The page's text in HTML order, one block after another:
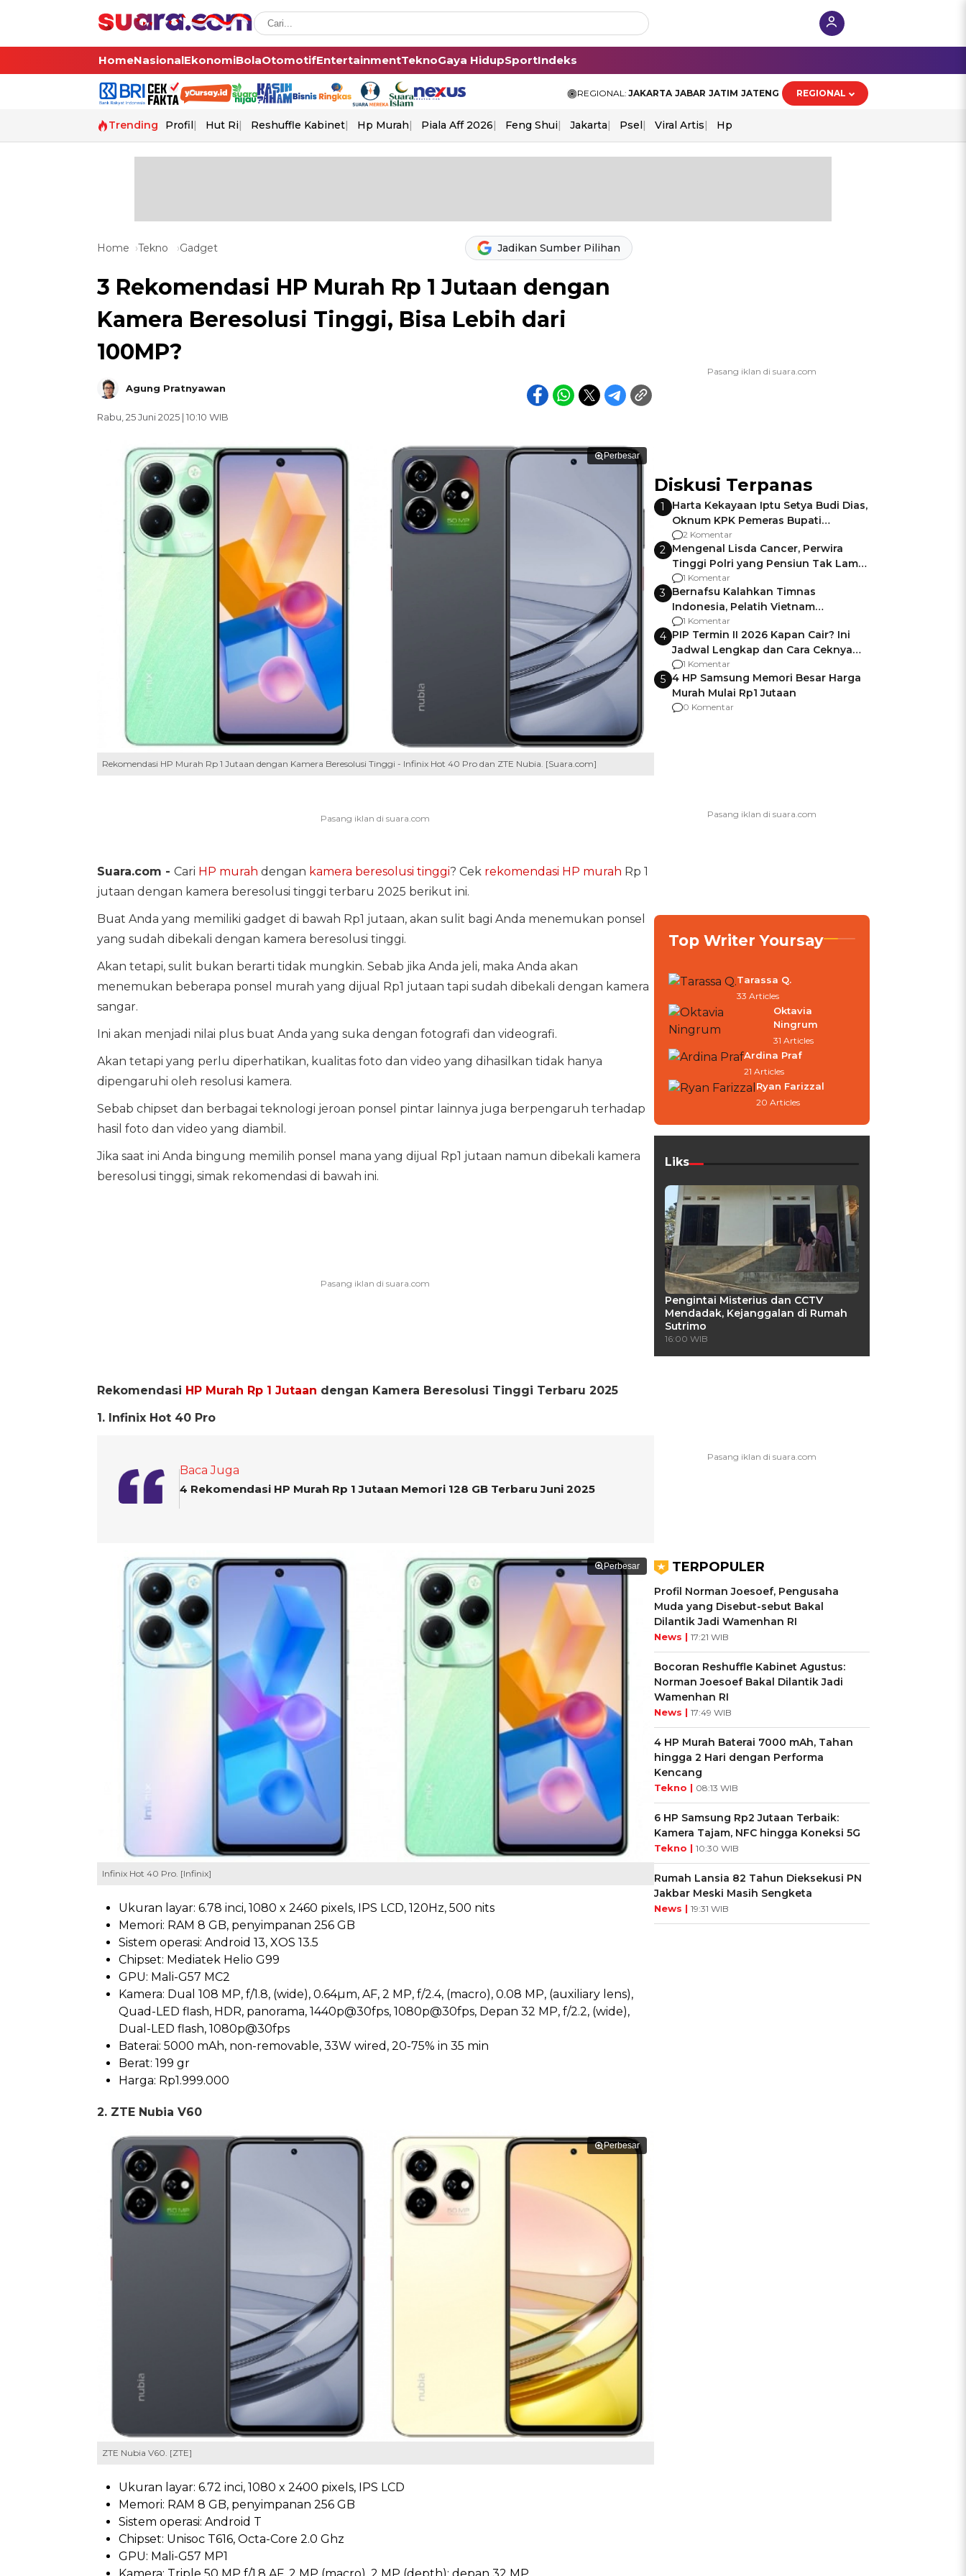
HomeNasionalEkonomiBolaOtomotifEntertainmentTeknoGaya HidupSportIndeks
REGIONAL: JAKARTA JABAR JATIM JATENG REGIONAL
Trending Profil Hut Ri Reshuffle Kabinet Hp Murah Piala Aff 2026 Feng Shui Jakarta Psel Viral Artis Hp
Home Tekno Gadget Jadikan Sumber Pilihan
3 Rekomendasi HP Murah Rp 1 Jutaan dengan
Kamera Beresolusi Tinggi, Bisa Lebih dari
100MP?
Agung Pratnyawan
Rabu, 25 Juni 2025 | 10:10 WIB
Perbesar
Rekomendasi HP Murah Rp 1 Jutaan dengan Kamera Beresolusi Tinggi - Infinix Hot 40 Pro dan ZTE Nubia. [Suara.com]
Suara.com - Cari HP murah dengan kamera beresolusi tinggi? Cek rekomendasi HP murah Rp 1
jutaan dengan kamera beresolusi tinggi terbaru 2025 berikut ini.
Buat Anda yang memiliki gadget di bawah Rp1 jutaan, akan sulit bagi Anda menemukan ponsel
yang sudah dibekali dengan kamera beresolusi tinggi.
Akan tetapi, sulit bukan berarti tidak mungkin. Sebab jika Anda jeli, maka Anda akan
menemukan beberapa ponsel murah yang dijual Rp1 jutaan tapi sudah dibekali dengan kamera
sangar.
Ini akan menjadi nilai plus buat Anda yang suka dengan fotografi dan videografi.
Akan tetapi yang perlu diperhatikan, kualitas foto dan video yang dihasilkan tidak hanya
dipengaruhi oleh resolusi kamera.
Sebab chipset dan berbagai teknologi jeroan ponsel pintar lainnya juga berpengaruh terhadap
hasil foto dan video yang diambil.
Jika saat ini Anda bingung memilih ponsel mana yang dijual Rp1 jutaan namun dibekali kamera
beresolusi tinggi, simak rekomendasi di bawah ini.
Rekomendasi HP Murah Rp 1 Jutaan dengan Kamera Beresolusi Tinggi Terbaru 2025
1. Infinix Hot 40 Pro
Baca Juga
4 Rekomendasi HP Murah Rp 1 Jutaan Memori 128 GB Terbaru Juni 2025
Perbesar
Infinix Hot 40 Pro. [Infinix]
Ukuran layar: 6.78 inci, 1080 x 2460 pixels, IPS LCD, 120Hz, 500 nits
Memori: RAM 8 GB, penyimpanan 256 GB
Sistem operasi: Android 13, XOS 13.5
Chipset: Mediatek Helio G99
GPU: Mali-G57 MC2
Kamera: Dual 108 MP, f/1.8, (wide), 0.64µm, AF, 2 MP, f/2.4, (macro), 0.08 MP, (auxiliary lens),
Quad-LED flash, HDR, panorama, 1440p@30fps, 1080p@30fps, Depan 32 MP, f/2.2, (wide),
Dual-LED flash, 1080p@30fps
Baterai: 5000 mAh, non-removable, 33W wired, 20-75% in 35 min
Berat: 199 gr
Harga: Rp1.999.000
2. ZTE Nubia V60
Perbesar
ZTE Nubia V60. [ZTE]
Ukuran layar: 6.72 inci, 1080 x 2400 pixels, IPS LCD
Memori: RAM 8 GB, penyimpanan 256 GB
Sistem operasi: Android T
Chipset: Unisoc T616, Octa-Core 2.0 Ghz
GPU: Mali-G57 MP1
Diskusi Terpanas
1
Harta Kekayaan Iptu Setya Budi Dias,
Oknum KPK Pemeras Bupati
Pemalang
2 Komentar
2 Mengenal Lisda Cancer, Perwira
Tinggi Polri yang Pensiun Tak Lama
Usai Jadi Brigjen
1 Komentar
3 Bernafsu Kalahkan Timnas
Indonesia, Pelatih Vietnam
Berencana Pakai Jimat di Pakansari
1 Komentar
4 PIP Termin II 2026 Kapan Cair? Ini
Jadwal Lengkap dan Cara Ceknya
agar Dana Tidak Hangus!
1 Komentar
5 4 HP Samsung Memori Besar Harga
Murah Mulai Rp1 Jutaan
0 Komentar
Top Writer Yoursay
Tarassa Q.
33 Articles
Oktavia
Ningrum
31 Articles
Ardina Praf
21 Articles
Ryan Farizzal
20 Articles
Liks
Pengintai Misterius dan CCTV
Mendadak, Kejanggalan di Rumah
Sutrimo
16:00 WIB
TERPOPULER
Profil Norman Joesoef, Pengusaha
Muda yang Disebut-sebut Bakal
Dilantik Jadi Wamenhan RI
News | 17:21 WIB
Bocoran Reshuffle Kabinet Agustus:
Norman Joesoef Bakal Dilantik Jadi
Wamenhan RI
News | 17:49 WIB
4 HP Murah Baterai 7000 mAh, Tahan
hingga 2 Hari dengan Performa
Kencang
Tekno | 08:13 WIB
6 HP Samsung Rp2 Jutaan Terbaik:
Kamera Tajam, NFC hingga Koneksi 5G
Tekno | 10:30 WIB
Rumah Lansia 82 Tahun Dieksekusi PN
Jakbar Meski Masih Sengketa
News | 19:31 WIB